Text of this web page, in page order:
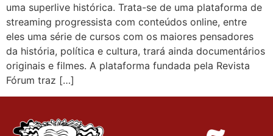
uma superlive histórica. Trata-se de uma plataforma de
streaming progressista com conteúdos online, entre
eles uma série de cursos com os maiores pensadores
da história, política e cultura, trará ainda documentários
originais e filmes. A plataforma fundada pela Revista
Fórum traz […]